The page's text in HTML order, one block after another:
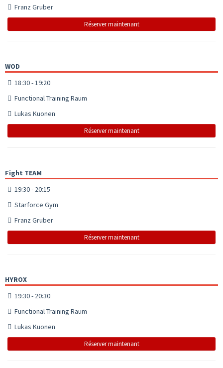
Franz Gruber
Réserver maintenant
WOD
18:30 - 19:20
Functional Training Raum
Lukas Kuonen
Réserver maintenant
Fight TEAM
19:30 - 20:15
Starforce Gym
Franz Gruber
Réserver maintenant
HYROX
19:30 - 20:30
Functional Training Raum
Lukas Kuonen
Réserver maintenant